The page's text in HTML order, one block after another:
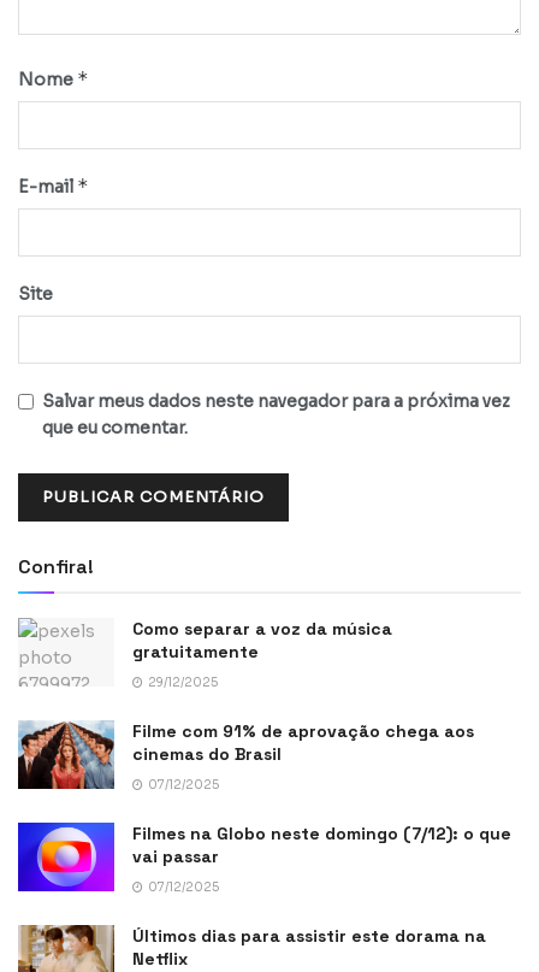
Nome *
E-mail *
Site
Salvar meus dados neste navegador para a próxima vez
que eu comentar.
Confira!
Como separar a voz da música
gratuitamente
29/12/2025
Filme com 91% de aprovação chega aos
cinemas do Brasil
07/12/2025
Filmes na Globo neste domingo (7/12): o que
vai passar
07/12/2025
Últimos dias para assistir este dorama na
Netflix